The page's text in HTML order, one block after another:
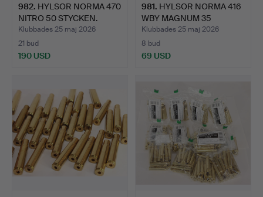
982. HYLSOR NORMA 470
NITRO 50 STYCKEN.
Klubbades 25 maj 2026
21 bud
190 USD
981. HYLSOR NORMA 416
WBY MAGNUM 35
STYCKEN.
Klubbades 25 maj 2026
8 bud
69 USD